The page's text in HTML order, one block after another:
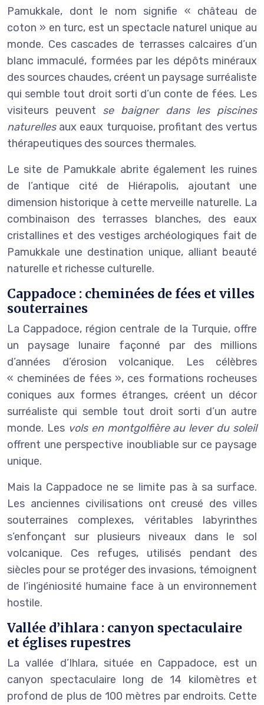
Pamukkale, dont le nom signifie « château de
coton » en turc, est un spectacle naturel unique au
monde. Ces cascades de terrasses calcaires d’un
blanc immaculé, formées par les dépôts minéraux
des sources chaudes, créent un paysage surréaliste
qui semble tout droit sorti d’un conte de fées. Les
visiteurs peuvent se baigner dans les piscines
naturelles aux eaux turquoise, profitant des vertus
thérapeutiques des sources thermales.
Le site de Pamukkale abrite également les ruines
de l’antique cité de Hiérapolis, ajoutant une
dimension historique à cette merveille naturelle. La
combinaison des terrasses blanches, des eaux
cristallines et des vestiges archéologiques fait de
Pamukkale une destination unique, alliant beauté
naturelle et richesse culturelle.
Cappadoce : cheminées de fées et villes
souterraines
La Cappadoce, région centrale de la Turquie, offre
un paysage lunaire façonné par des millions
d’années d’érosion volcanique. Les célèbres
« cheminées de fées », ces formations rocheuses
coniques aux formes étranges, créent un décor
surréaliste qui semble tout droit sorti d’un autre
monde. Les vols en montgolfière au lever du soleil
offrent une perspective inoubliable sur ce paysage
unique.
Mais la Cappadoce ne se limite pas à sa surface.
Les anciennes civilisations ont creusé des villes
souterraines complexes, véritables labyrinthes
s’enfonçant sur plusieurs niveaux dans le sol
volcanique. Ces refuges, utilisés pendant des
siècles pour se protéger des invasions, témoignent
de l’ingéniosité humaine face à un environnement
hostile.
Vallée d’ihlara : canyon spectaculaire
et églises rupestres
La vallée d’Ihlara, située en Cappadoce, est un
canyon spectaculaire long de 14 kilomètres et
profond de plus de 100 mètres par endroits. Cette